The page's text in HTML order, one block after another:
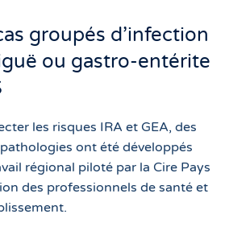
groupés d’infection
ou gastro-entérite
les risques IRA et GEA, des
ont été développés
régional piloté par la Cire Pays
des professionnels de santé et